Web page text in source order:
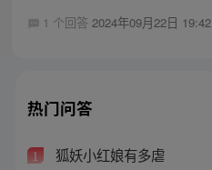
1 个回答 2024年09月22日 19:42
热门问答
1 狐妖小红娘有多虐